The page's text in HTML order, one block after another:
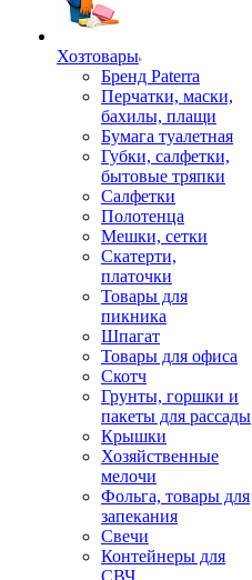
Хозтовары
Бренд Paterra
Перчатки, маски,
бахилы, плащи
Бумага туалетная
Губки, салфетки,
бытовые тряпки
Салфетки
Полотенца
Мешки, сетки
Скатерти,
платочки
Товары для
пикника
Шпагат
Товары для офиса
Скотч
Грунты, горшки и
пакеты для рассады
Крышки
Хозяйственные
мелочи
Фольга, товары для
запекания
Свечи
Контейнеры для
СВЧ